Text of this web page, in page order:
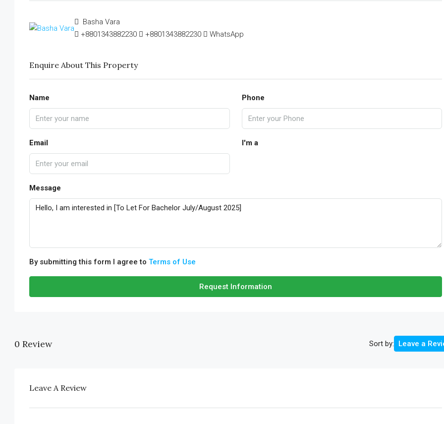
Basha Vara
+8801343882230
+8801343882230 WhatsApp
Enquire About This Property
Name Phone
Email I'm a
Message
By submitting this form I agree to Terms of Use
Request Information
0 Review Sort by: Leave a
Leave A Review